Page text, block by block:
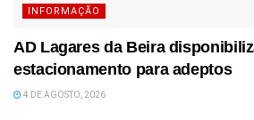
INFORMAÇÃO
AD Lagares da Beira
estacionamento para adeptos
4 DE AGOSTO, 2026